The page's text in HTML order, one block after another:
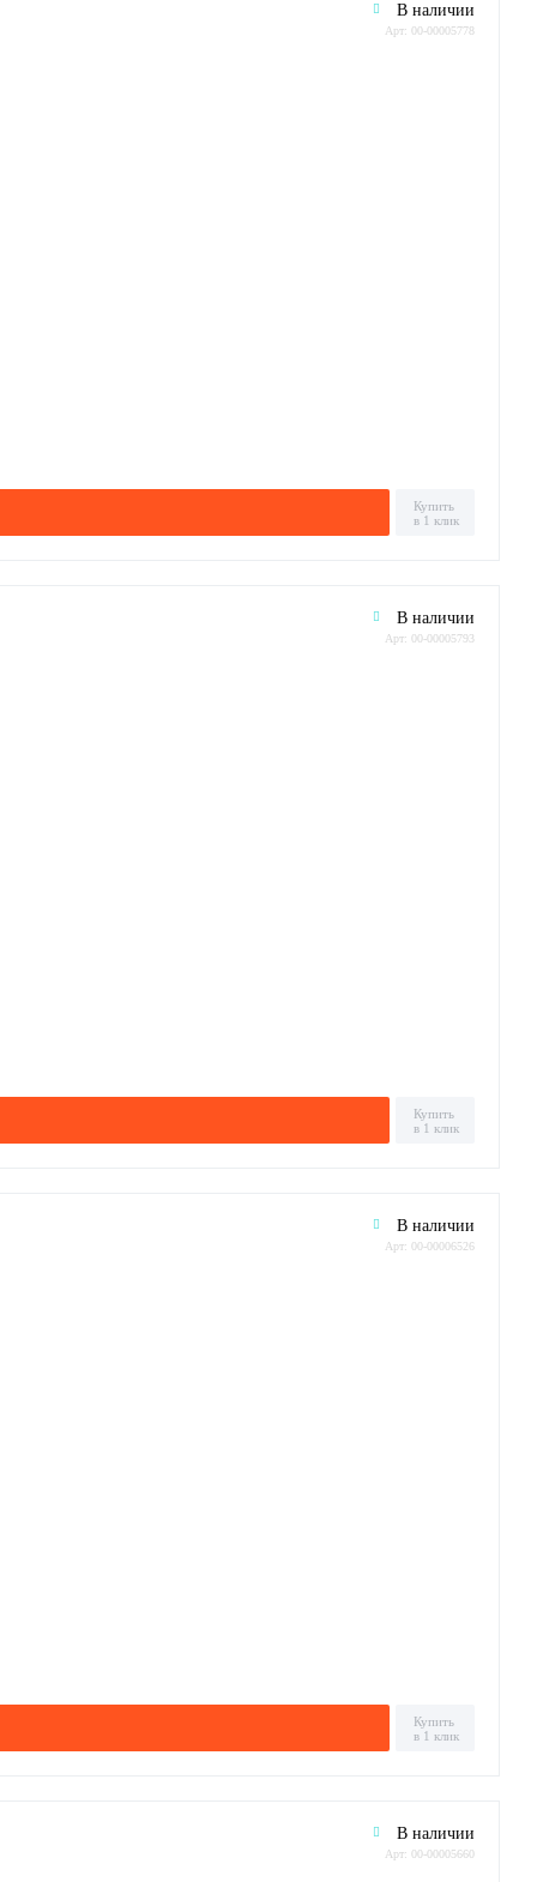
В наличии
Арт: 00-00005778
Купить
в 1 клик
В наличии
Арт: 00-00005793
Купить
в 1 клик
В наличии
Арт: 00-00006526
Купить
в 1 клик
В наличии
Арт: 00-00005660